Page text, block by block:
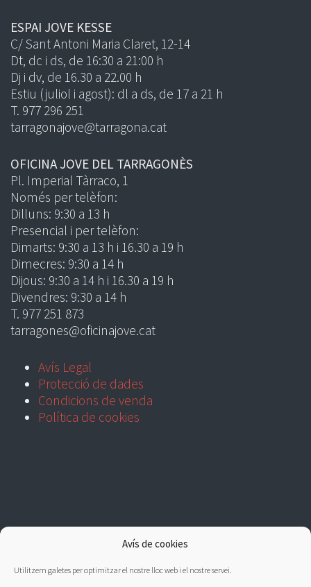
Avís de cookies
Utilitzem galetes per optimitzar el nostre lloc web i el nostre servei.
ESPAI JOVE KESSE
C/ Sant Antoni Maria Claret, 12-14
Dt, dc i ds, de 16:30 a 21:00 h
Dj i dv, de 16.30 a 22.00 h
Estiu (juliol i agost): dl a ds, de 17 a 21 h
T. 977 296 251
tarragonajove@tarragona.cat
OFICINA JOVE DEL TARRAGONÈS
Pl. Imperial Tàrraco, 1
Només per telèfon:
Dilluns: 9:30 a 13 h
Presencial i per telèfon:
Dimarts: 9:30 a 13 h i 16.30 a 19 h
Dimecres: 9:30 a 14 h
Dijous: 9:30 a 14 h i 16.30 a 19 h
Divendres: 9:30 a 14 h
T. 977 251 873
tarragones@oficinajove.cat
Avís Legal
Protecció de dades
Condicions de venda
Política de cookies